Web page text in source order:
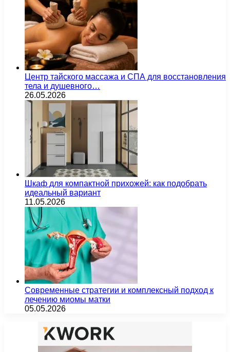
Центр тайского массажа и СПА для восстановления
тела и душевного…
26.05.2026
Шкаф для компактной прихожей: как подобрать
идеальный вариант
11.05.2026
Современные стратегии и комплексный подход к
лечению миомы матки
05.05.2026